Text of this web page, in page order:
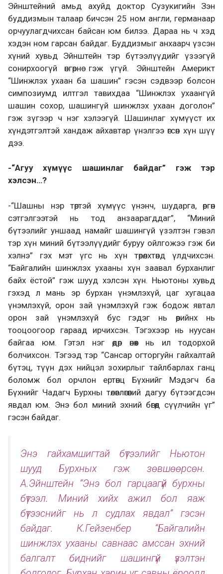
Эйнштейний амьд ахуйд доктор Сузукигийн Зэн
буддизмын талаар бичсэн 25 ном англи, германаар
орчуулагдчихсан байсан юм билээ. Дараа нь ч хэд
хэдэн ном гарсан байдаг. Буддизмыг анхаарч үзсэн
хүний хувьд Эйнштейн тэр бүтээлүүдийг үзээгүй
сонирхоогүй өнгөрнө гэж үгүй. Эйнштейн Америкт
“Шинжлэх ухаан ба шашин” гэсэн сэдвээр болсон
симпозиумд илтгэл тавихдаа “Шинжлэх ухаангүй
шашин сохор, шашингүй шинжлэх ухаан доголон”
гэж зүгээр ч нэг хэлээгүй. Шашинлаг хүмүүст их
хүндэтгэлтэй хандаж айхавтар үнэлгээ өгсөн хүн шүү
дээ.
-“Агуу хүмүүс шашинлаг байдаг” гэж тэр
хэлсэн…?
-“Шашны нэр төртэй хүмүүс үнэнч, шударга, өргөн
сэтгэлгээтэй нь тод анзаарагддаг”, “Миний
бүтээлийг уншаад намайг шашингүй үзэлтэн гэвэл
тэр хүн миний бүтээлүүдийг буруу ойлгожээ гэж би
хэлнэ” гэх мэт үгс нь хүн төрөлхтөнд үлдчихсэн.
“Байгалийн шинжлэх ухааны хүн заавал бурханлиг
байх ёстой” гэж шууд хэлсэн хүн. Ньютоны хувьд
гэхэд л мань эр бурхан үнэмлэхүй, цаг хугацаа
үнэмлэхүй, орон зай үнэмлэхүй гэж бодож явтал
орон зай үнэмлэхүй бус гэдэг нь өөрийнх нь
тооцоогоор гараад ирчихсэн. Тэгэхээр нь нуусан
байгаа юм. Гэтэл нэг өдөр өнөөх нь ил тодорхой
болчихсон. Тэгээд тэр “Сансар огторгуйн гайхалтай
бүтэц, түүн дэх нийцэл зохирлыг тайлбарлах ганц
боломж бол орчлон ертөнц Бүхнийг Мэдэгч ба
Бүхнийг Чадагч Бурхны төлөвлөгөөний дагуу бүтээгдсэн
явдал юм. Энэ бол миний эхний бөгөөд сүүлчийн үг”
гэсэн байдаг.
Энэ гайхамшигтай бүтээлийг Ньютон
шууд Бурхных гэж зөвшөөрсөн.
А.Эйнштейн “Энэ бол гарцаагүй бурхны
бүтээл. Миний хийх ажил бол яаж
бүтээснийг нь л судлах явдал” гэсэн
байдаг. К.Гейзенбер “Байгалийн
шинжлэх ухааны савнаас амссан эхний
балгалт биднийг шашингүй үзэлтэн